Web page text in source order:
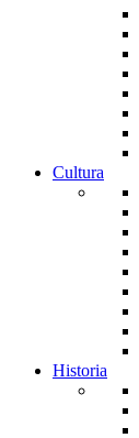
Cultura
Historia